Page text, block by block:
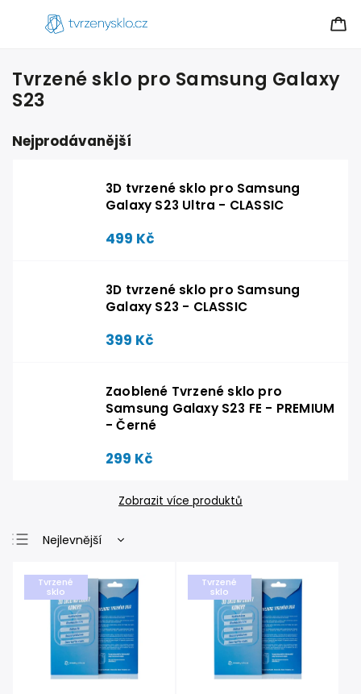
Tvrzené sklo pro Samsung Galaxy
S23
Nejprodávanější
3D tvrzené sklo pro Samsung
Galaxy S23 Ultra - CLASSIC
499 Kč
3D tvrzené sklo pro Samsung
Galaxy S23 - CLASSIC
399 Kč
Zaoblené Tvrzené sklo pro
Samsung Galaxy S23 FE - PREMIUM
- Černé
299 Kč
Zobrazit více produktů
Nejlevnější
Nejprodávanější
Abecedně
Tvrzené
sklo
Tvrzené
sklo